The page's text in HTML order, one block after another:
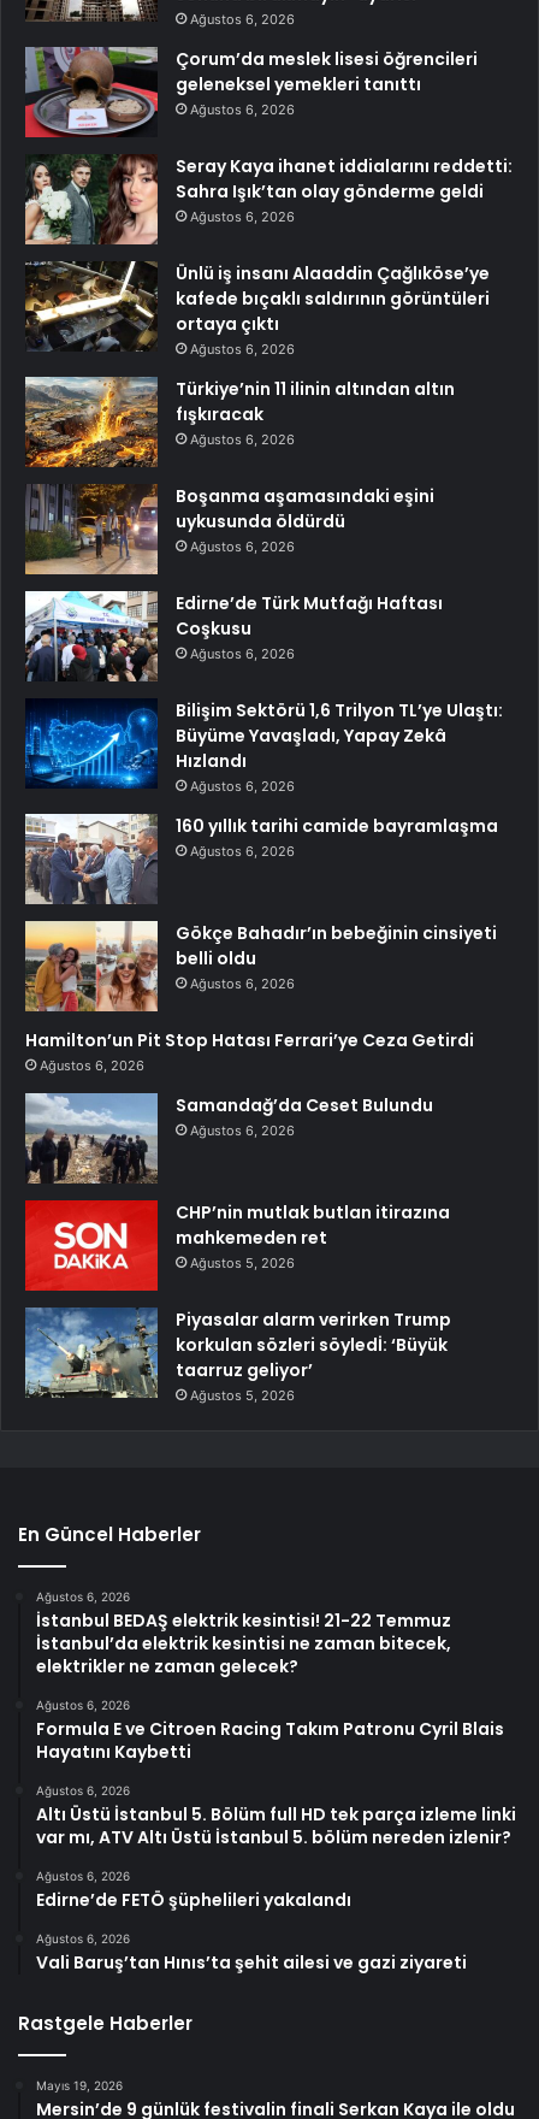
Ağustos 6, 2026
Çorum’da meslek lisesi öğrencileri
geleneksel yemekleri tanıttı
Ağustos 6, 2026
Seray Kaya ihanet iddialarını reddetti:
Sahra Işık’tan olay gönderme geldi
Ağustos 6, 2026
Ünlü iş insanı Alaaddin Çağlıköse’ye
kafede bıçaklı saldırının görüntüleri
ortaya çıktı
Ağustos 6, 2026
Türkiye’nin 11 ilinin altından altın
fışkıracak
Ağustos 6, 2026
Boşanma aşamasındaki eşini
uykusunda öldürdü
Ağustos 6, 2026
Edirne’de Türk Mutfağı Haftası
Coşkusu
Ağustos 6, 2026
Bilişim Sektörü 1,6 Trilyon TL’ye Ulaştı:
Büyüme Yavaşladı, Yapay Zekâ
Hızlandı
Ağustos 6, 2026
160 yıllık tarihi camide bayramlaşma
Ağustos 6, 2026
Gökçe Bahadır’ın bebeğinin cinsiyeti
belli oldu
Ağustos 6, 2026
Hamilton’un Pit Stop Hatası Ferrari’ye Ceza Getirdi
Ağustos 6, 2026
Samandağ’da Ceset Bulundu
Ağustos 6, 2026
CHP’nin mutlak butlan itirazına
mahkemeden ret
Ağustos 5, 2026
Piyasalar alarm verirken Trump
korkulan sözleri söyledİ: ‘Büyük
taarruz geliyor’
Ağustos 5, 2026
En Güncel Haberler
Ağustos 6, 2026
İstanbul BEDAŞ elektrik kesintisi! 21-22 Temmuz
İstanbul’da elektrik kesintisi ne zaman bitecek,
elektrikler ne zaman gelecek?
Ağustos 6, 2026
Formula E ve Citroen Racing Takım Patronu Cyril Blais
Hayatını Kaybetti
Ağustos 6, 2026
Altı Üstü İstanbul 5. Bölüm full HD tek parça izleme linki
var mı, ATV Altı Üstü İstanbul 5. bölüm nereden izlenir?
Ağustos 6, 2026
Edirne’de FETÖ şüphelileri yakalandı
Ağustos 6, 2026
Vali Baruş’tan Hınıs’ta şehit ailesi ve gazi ziyareti
Rastgele Haberler
Mayıs 19, 2026
Mersin’de 9 günlük festivalin finali Serkan Kaya ile oldu